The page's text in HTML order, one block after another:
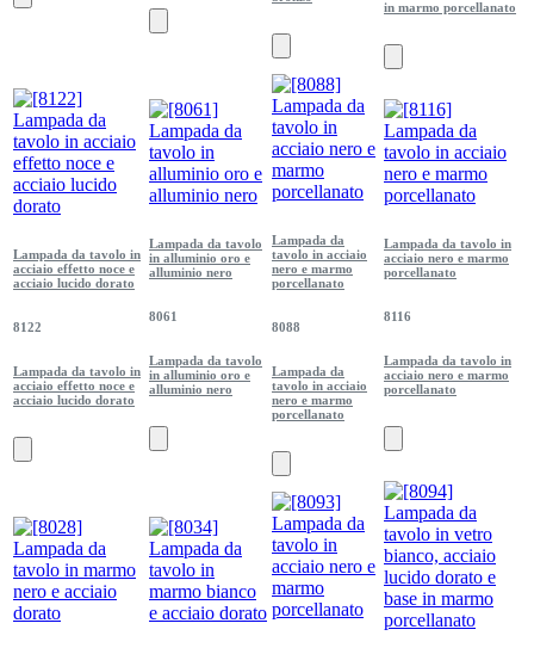
in marmo porcellanato
Lampada da tavolo in
acciaio effetto noce e
acciaio lucido dorato
8122
Lampada da tavolo in
acciaio effetto noce e
acciaio lucido dorato
Lampada da tavolo
in alluminio oro e
alluminio nero
8061
Lampada da tavolo
in alluminio oro e
alluminio nero
Lampada da
tavolo in acciaio
nero e marmo
porcellanato
8088
Lampada da
tavolo in acciaio
nero e marmo
porcellanato
Lampada da tavolo in
acciaio nero e marmo
porcellanato
8116
Lampada da tavolo in
acciaio nero e marmo
porcellanato